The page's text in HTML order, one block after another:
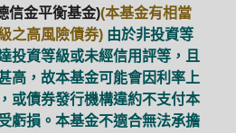
信金平衡基金)(本基金有相當
之高風險債券) 由於非投資等
投資等級或未經信用評等，且
高，故本基金可能會因利率上
或債券發行機構違約不支付本
虧損。本基金不適合無法承擔